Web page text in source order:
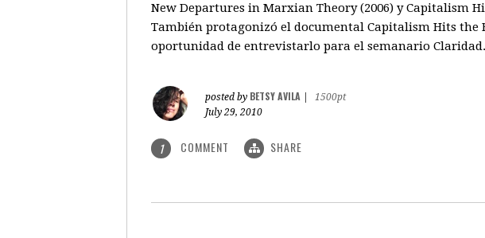
New Departures in Marxian Theory (2006) y Capitalism
También protagonizó el documental Capitalism Hits the
oportunidad de entrevistarlo para el semanario Claridad.
posted by BETSY AVILA
1500pt
July 29, 2010
1 COMMENT SHARE